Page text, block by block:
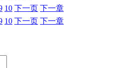
10 下一页 下一章
10 下一页 下一章